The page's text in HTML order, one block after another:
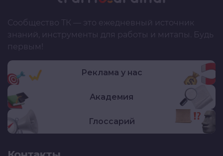
Сообщество ТК — это ежедневный источник
знаний, инструменты для работы и митапы. Будь
первым!
Реклама у нас
Академия
Глоссарий